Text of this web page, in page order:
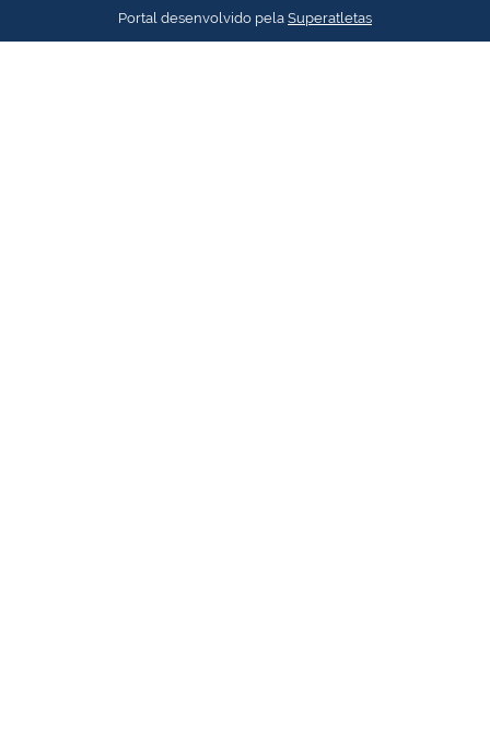
Portal desenvolvido pela Superatletas